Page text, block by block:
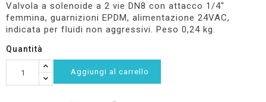
Valvola a solenoide a 2 vie DN8 con attacco 1/4"
femmina, guarnizioni EPDM, alimentazione 24VAC,
indicata per fluidi non aggressivi. Peso 0,24 kg.
Quantità
Aggiungi al carrello